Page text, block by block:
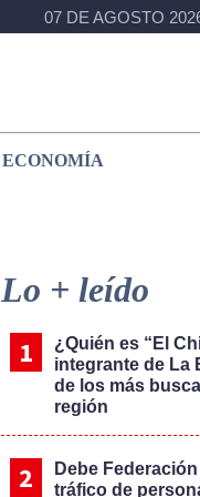
07 DE AGOSTO
ECONOMÍA
Sidebar
Lo + leído
¿Quién es “El
integrante de La
de los más
región
Debe
tráfico de